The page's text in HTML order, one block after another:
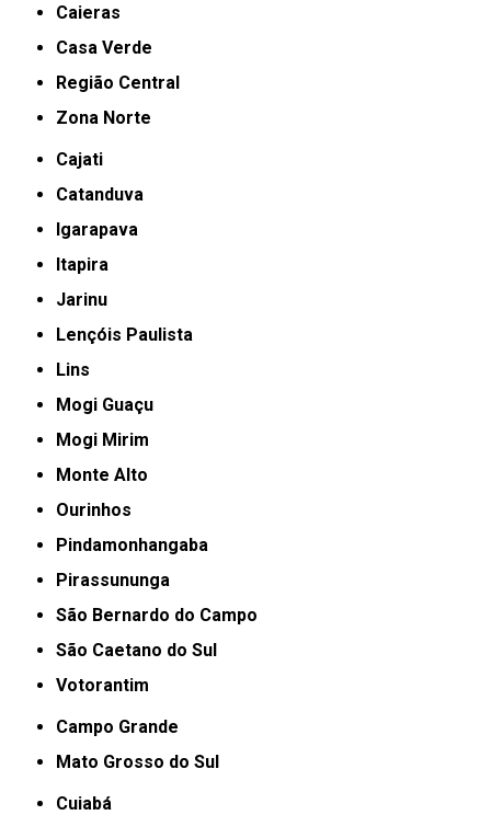
Caieras
Casa Verde
Região Central
Zona Norte
Cajati
Catanduva
Igarapava
Itapira
Jarinu
Lençóis Paulista
Lins
Mogi Guaçu
Mogi Mirim
Monte Alto
Ourinhos
Pindamonhangaba
Pirassununga
São Bernardo do Campo
São Caetano do Sul
Votorantim
Campo Grande
Mato Grosso do Sul
Cuiabá